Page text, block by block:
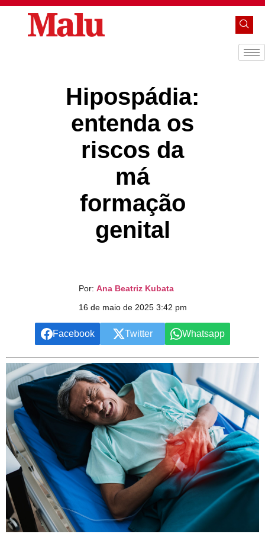
Hipospádia:
entenda os
riscos da
má
formação
genital
Por: Ana Beatriz Kubata
16 de maio de 2025 3:42 pm
Facebook Twitter Whatsapp